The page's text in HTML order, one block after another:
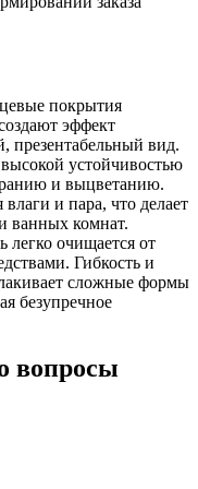
покрытия
эффект
презентабельный вид.
устойчивостью
и выцветанию.
и пара, что делает
ванных комнат.
легко очищается от
Гибкость и
сложные формы
безупречное
вопросы